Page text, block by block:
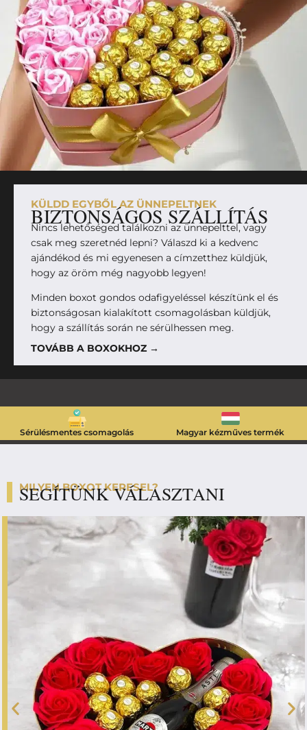
KÜLDD EGYBŐL AZ ÜNNEPELTNEK
BIZTONSÁGOS SZÁLLÍTÁS
Nincs lehetőséged találkozni az ünnepelttel, vagy
csak meg szeretnéd lepni? Válaszd ki a kedvenc
ajándékod és mi egyenesen a címzetthez küldjük,
hogy az öröm még nagyobb legyen!
Minden boxot gondos odafigyeléssel készítünk el és
biztonságosan kialakított csomagolásban küldjük,
hogy a szállítás során ne sérülhessen meg.
TOVÁBB A BOXOKHOZ →
Sérülésmentes csomagolás Magyar kézműves termék
MILYEN BOXOT KERESEL?
SEGÍTÜNK VÁLASZTANI